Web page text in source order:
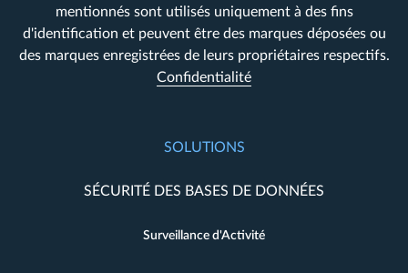
mentionnés sont utilisés uniquement à des fins
d'identification et peuvent être des marques déposées ou
des marques enregistrées de leurs propriétaires respectifs.
Confidentialité
SOLUTIONS
SÉCURITÉ DES BASES DE DONNÉES
Surveillance d'Activité